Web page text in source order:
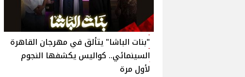
"بنات الباشا" يتألق في مهرجان القاهرة
السينمائي.. كواليس يكشفها النجوم
لأول مرة